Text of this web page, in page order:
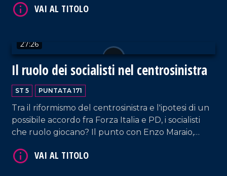
del dibattito Mons. Francesco Savino, vescovo
il Mezzogiorno. In studio, insieme a Pier Paolo
Cambareri, il prof. Giancarlo Costabile.
27:26
Il ruolo dei socialisti nel centrosinistra
ST 5 PUNTATA 171
Tra il riformismo del centrosinistra e l'ipotesi di un
possibile accordo fra Forza Italia e PD, i socialisti
che ruolo giocano? Il punto con Enzo Maraio,
segretario regionale del Partito Socialista Italiano.
VAI AL TITOLO
VAI AL TITOLO